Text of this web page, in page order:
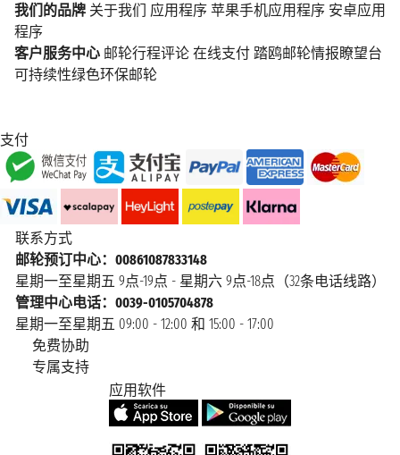
我们的品牌 关于我们 应用程序 苹果手机应用程序 安卓应用
程序
客户服务中心 邮轮行程评论 在线支付 踏鸥邮轮情报瞭望台
可持续性绿色环保邮轮
支付
联系方式
邮轮预订中心：00861087833148
星期一至星期五 9点-19点 - 星期六 9点-18点（32条电话线路）
管理中心电话：0039-0105704878
星期一至星期五 09:00 - 12:00 和 15:00 - 17:00
免费协助
专属支持
应用软件